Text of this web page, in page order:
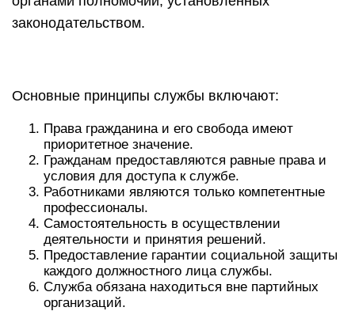
законодательством.
Основные принципы службы включают:
Права гражданина и его свобода имеют
приоритетное значение.
Гражданам предоставляются равные права и
условия для доступа к службе.
Работниками являются только компетентные
профессионалы.
Самостоятельность в осуществлении
деятельности и принятия решений.
Предоставление гарантии социальной защиты
каждого должностного лица службы.
Служба обязана находиться вне партийных
организаций.